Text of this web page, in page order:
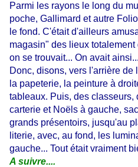
Parmi les rayons le long du
poche, Gallimard et autre
le fond. C'était d'ailleurs
magasin" des lieux
on se trouvait... On avait
Donc, disons, vers l'arrière
la papeterie, la peinture à
tableaux. Puis, des classeurs,
carterie et Noëls à gauche,
grands présentoirs, jusqu'au
literie, avec, au fond, les
gauche... Tout était vraiment
A suivre....